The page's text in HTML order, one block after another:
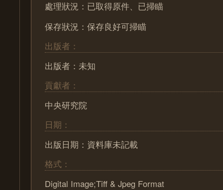
處理狀況：已取得原件、已掃瞄
保存狀況：保存良好可掃瞄
出版者：
出版者：未知
貢獻者：
中央研究院
日期：
出版日期：資料庫未記載
格式：
Digital Image;Tiff & Jpeg Format